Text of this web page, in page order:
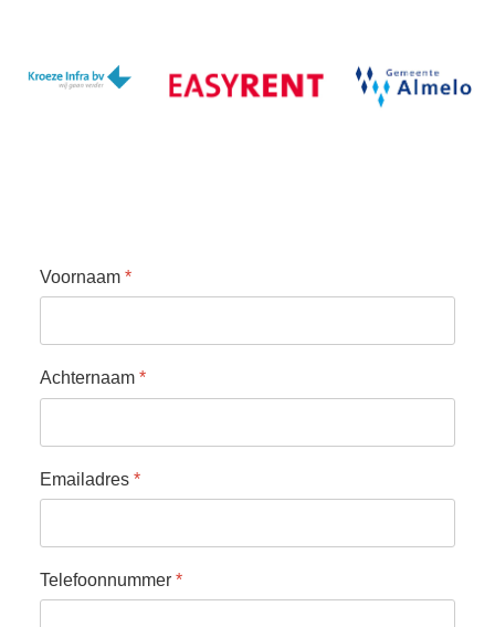
Voornaam*
Achternaam*
Emailadres*
Telefoonnummer*